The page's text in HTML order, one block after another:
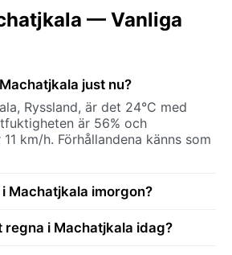
— Vanliga
just nu?
Ryssland, är det 24°C med
är 56% och
km/h. Förhållandena känns som
Machatjkala imorgon?
regna i Machatjkala idag?